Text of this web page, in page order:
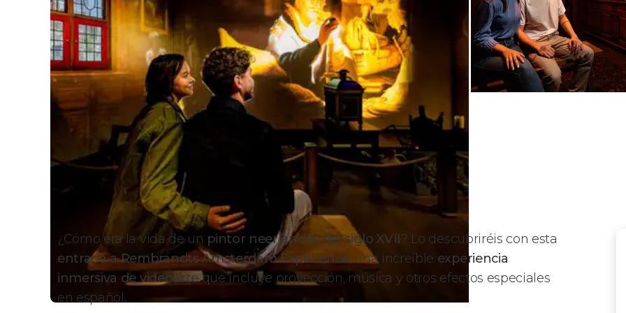
¿Cómo era la vida de un pintor neerlandés del siglo XVII? Lo descubriréis con esta
entrada a Rembrandts Amsterdam Experience, una increíble experiencia
inmersiva de videoarteque incluye proyección, música y otros efectos especiales
en español.